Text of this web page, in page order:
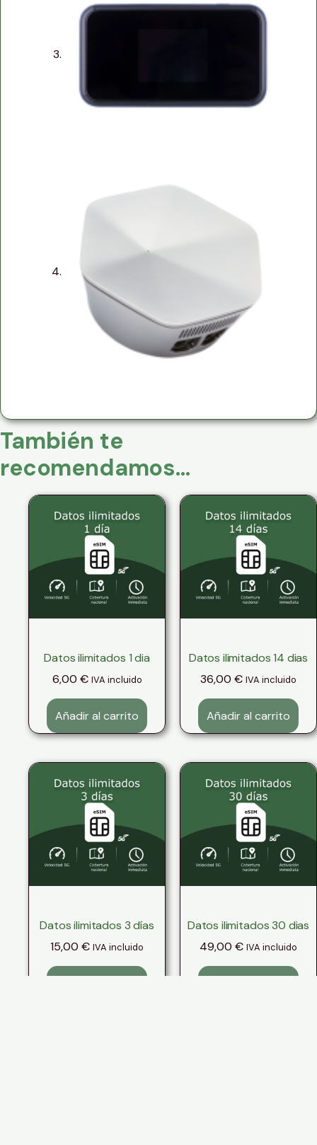
También te
recomendamos…
Datos ilimitados 1 dia
6,00 € IVA incluido
Añadir al carrito
Datos ilimitados 14 dias
36,00 € IVA incluido
Añadir al carrito
Datos ilimitados 3 días
15,00 € IVA incluido
Datos ilimitados 30 dias
49,00 € IVA incluido